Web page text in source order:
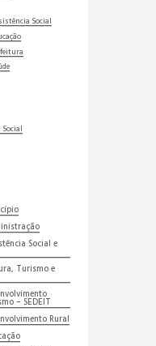
Social
Social e
Turismo e
– SEDEIT
Rural